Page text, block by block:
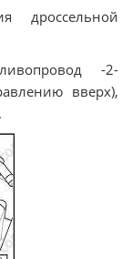
дрocceльнoй
-2-
вверх),